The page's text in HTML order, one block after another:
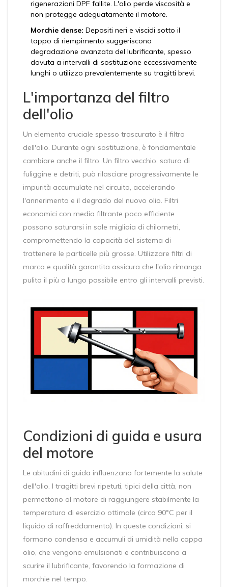
rigenerazioni DPF fallite. L'olio perde viscosità e
non protegge adeguatamente il motore.
Morchie dense: Depositi neri e viscidi sotto il
tappo di riempimento suggeriscono
degradazione avanzata del lubrificante, spesso
dovuta a intervalli di sostituzione eccessivamente
lunghi o utilizzo prevalentemente su tragitti brevi.
L'importanza del filtro
dell'olio
Un elemento cruciale spesso trascurato è il filtro
dell'olio. Durante ogni sostituzione, è fondamentale
cambiare anche il filtro. Un filtro vecchio, saturo di
fuliggine e detriti, può rilasciare progressivamente le
impurità accumulate nel circuito, accelerando
l'annerimento e il degrado del nuovo olio. Filtri
economici con media filtrante poco efficiente
possono saturarsi in sole migliaia di chilometri,
compromettendo la capacità del sistema di
trattenere le particelle più grosse. Utilizzare filtri di
marca e qualità garantita assicura che l'olio rimanga
pulito il più a lungo possibile entro gli intervalli previsti.
Condizioni di guida e usura
del motore
Le abitudini di guida influenzano fortemente la salute
dell'olio. I tragitti brevi ripetuti, tipici della città, non
permettono al motore di raggiungere stabilmente la
temperatura di esercizio ottimale (circa 90°C per il
liquido di raffreddamento). In queste condizioni, si
formano condensa e accumuli di umidità nella coppa
olio, che vengono emulsionati e contribuiscono a
scurire il lubrificante, favorendo la formazione di
morchie nel tempo.